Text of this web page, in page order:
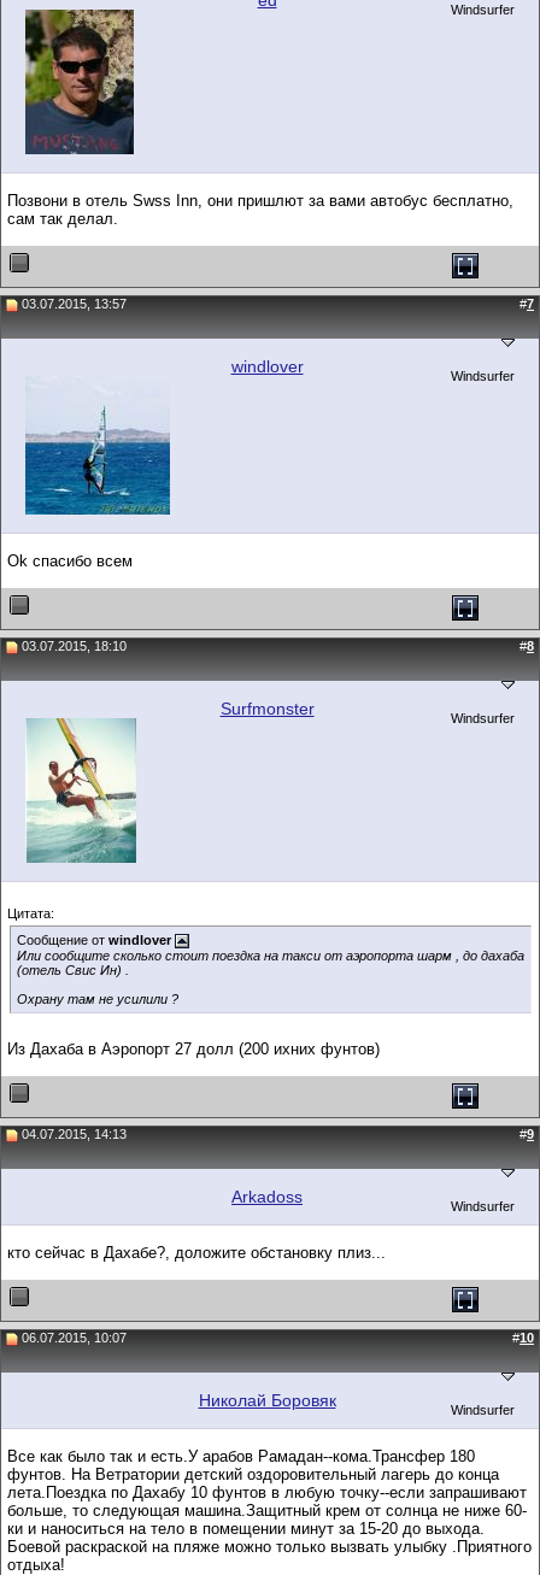
Windsurfer
Позвони в отель Swss Inn, они пришлют за вами автобус бесплатно,
сам так делал.
03.07.2015, 13:57 #7
windlover Windsurfer
Ok спасибо всем
03.07.2015, 18:10 #8
Surfmonster Windsurfer
Цитата:
Сообщение от windlover
Или сообщите сколько стоит поездка на такси от аэропорта шарм , до дахаба
(отель Свис Ин) .
Охрану там не усилили ?
Из Дахаба в Аэропорт 27 долл (200 ихних фунтов)
04.07.2015, 14:13 #9
Arkadoss Windsurfer
кто сейчас в Дахабе?, доложите обстановку плиз...
06.07.2015, 10:07 #10
Николай Боровяк Windsurfer
Все как было так и есть.У арабов Рамадан--кома.Трансфер 180
фунтов. На Ветратории детский оздоровительный лагерь до конца
лета.Поездка по Дахабу 10 фунтов в любую точку--если запрашивают
больше, то следующая машина.Защитный крем от солнца не ниже 60-
ки и наноситься на тело в помещении минут за 15-20 до выхода.
Боевой раскраской на пляже можно только вызвать улыбку .Приятного
отдыха!